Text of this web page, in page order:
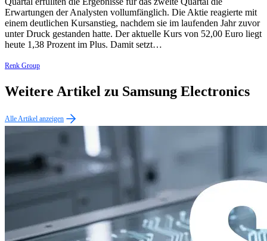
Erwartungen der Analysten vollumfänglich. Die Aktie reagierte mit
einem deutlichen Kursanstieg, nachdem sie im laufenden Jahr zuvor
unter Druck gestanden hatte. Der aktuelle Kurs von 52,00 Euro liegt
heute 1,38 Prozent im Plus. Damit setzt…
Renk Group
Weitere Artikel zu Samsung Electronics
Alle Artikel anzeigen